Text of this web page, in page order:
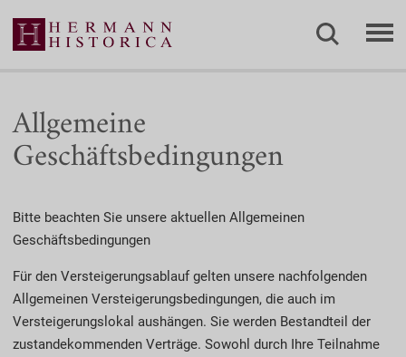
Allgemeine
Geschäftsbedingungen
Bitte beachten Sie unsere aktuellen Allgemeinen
Geschäftsbedingungen
Für den Versteigerungsablauf gelten unsere nachfolgenden
Allgemeinen Verstei­gerungs­be­din­gungen, die auch im
Versteigerungslokal aushängen. Sie werden Bestandteil der
zustandekommenden Verträge. Sowohl durch Ihre Teil­nah­me